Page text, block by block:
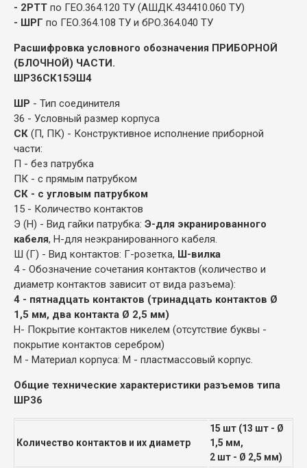
- 2РТТ по ГЕО.364.120 ТУ (АШДК.434410.060 ТУ)
- ШРГ по ГЕО.364.108 ТУ и бРО.364.040 ТУ
Расшифровка условного обозначения ПРИБОРНОЙ
(БЛОЧНОЙ) ЧАСТИ.
ШР36СК15ЭШ4
ШР - Тип соединителя
36 - Условный размер корпуса
СК (П, ПК) - Конструктивное исполнение приборной
части:
П - без патрубка
ПК - с прямым патрубком
СК - с угловым патрубком
15 - Количество контактов
Э (Н) - Вид гайки патрубка: Э-для экранированного
кабеля, Н-для неэкранированного кабеля.
Ш (Г) - Вид контактов: Г-розетка, Ш-вилка
4 - Обозначение сочетания контактов (количество и
диаметр контактов зависит от вида разъема):
4 - пятнадцать контактов (тринадцать контактов Ø
1,5 мм, два контакта Ø 2,5 мм)
Н- Покрытие контактов никелем (отсутствие буквы -
покрытие контактов серебром)
М - Материал корпуса: М - пластмассовый корпус.
Общие технические характеристики разъемов типа
ШР36
Количество контактов и их диаметр
15 шт (13 шт - Ø
1,5 мм,
2 шт - Ø 2,5 мм)